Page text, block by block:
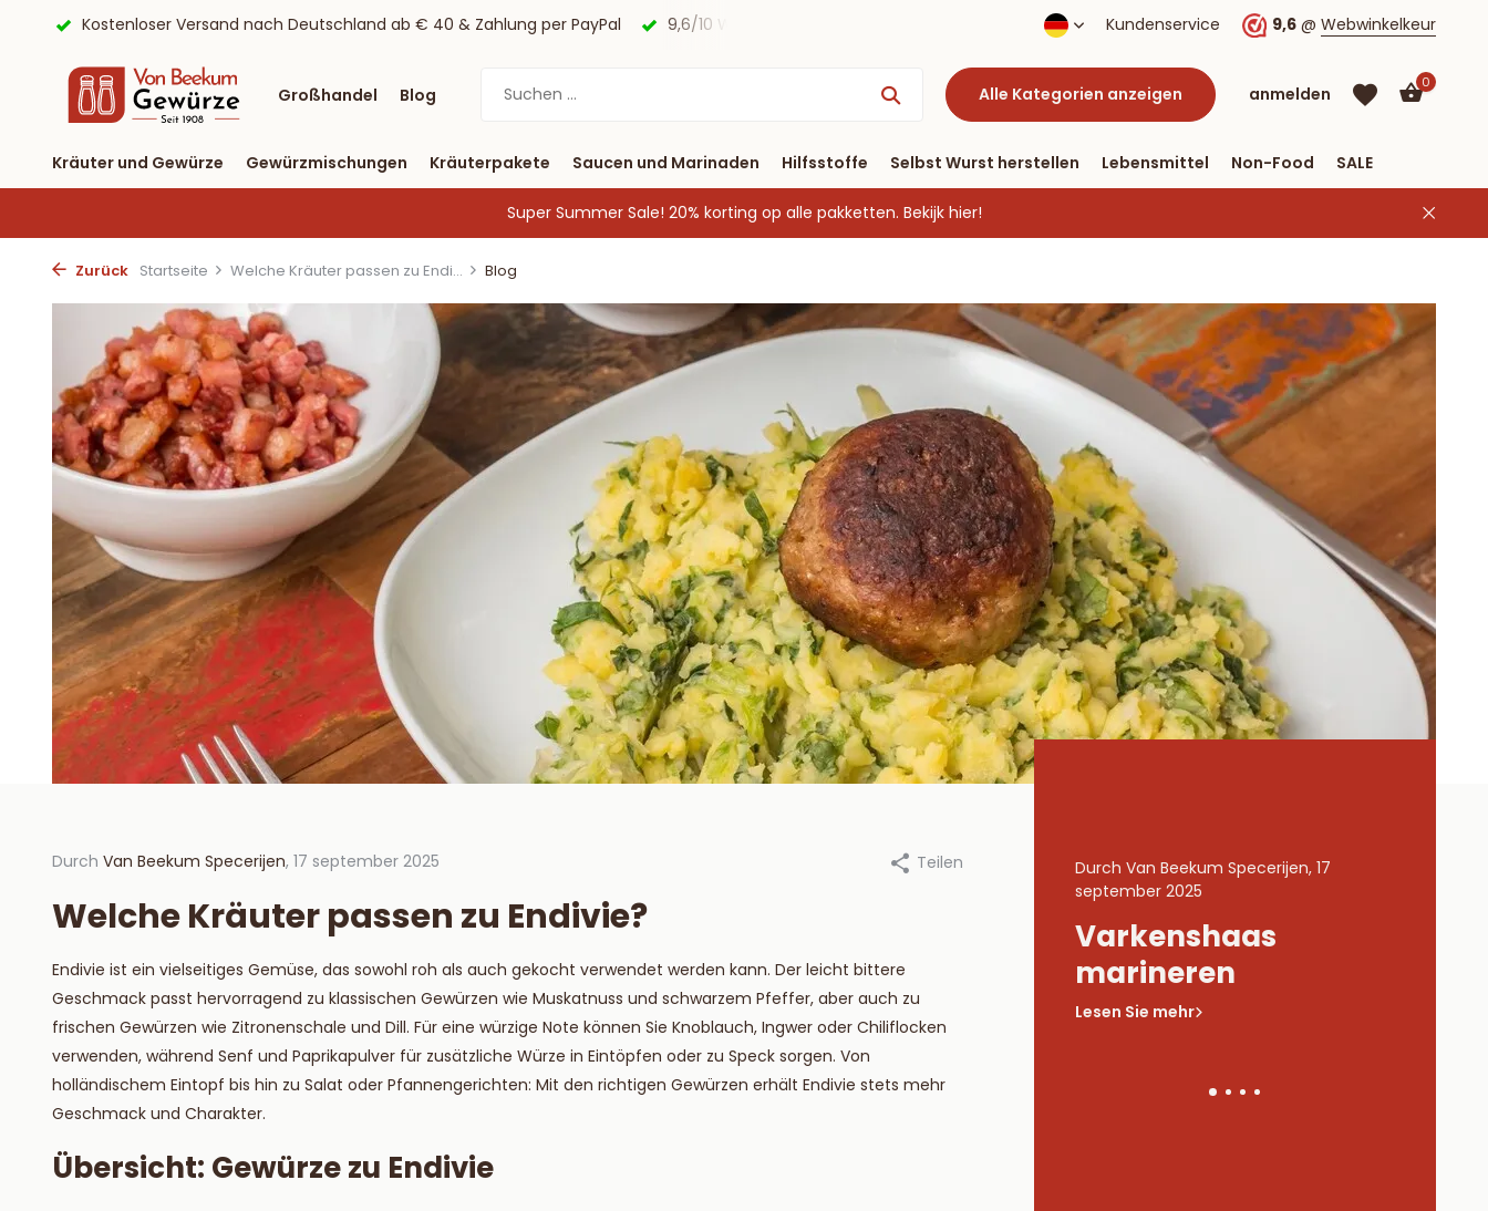
9,6/10 Webwinkelkeur ✔ Lieferung binnen drei Tagen Kostenloser Versand nach Deutschland ab € 40 & Zahlung per PayPalKundenservice 9,6 @ Webwinkelkeur
Großhandel Blog Alle Kategorien anzeigen anmelden
Benutzerkonto
anlegen
Benutzerkonto
anlegen
0
Kräuter und Gewürze Gewürzmischungen Kräuterpakete Saucen und Marinaden Hilfsstoffe Selbst Wurst herstellen Lebensmittel Non-Food SALE
Super Summer Sale! 20% korting op alle pakketten. Bekijk hier!
Zurück Startseite Welche Kräuter passen zu Endi... Blog
Durch Van Beekum Specerijen, 17 september 2025 Teilen
Welche Kräuter passen zu Endivie?
Endivie ist ein vielseitiges Gemüse, das sowohl roh als auch gekocht verwendet werden kann. Der leicht bittere
Geschmack passt hervorragend zu klassischen Gewürzen wie Muskatnuss und schwarzem Pfeffer, aber auch zu
frischen Gewürzen wie Zitronenschale und Dill. Für eine würzige Note können Sie Knoblauch, Ingwer oder Chiliflocken
verwenden, während Senf und Paprikapulver für zusätzliche Würze in Eintöpfen oder zu Speck sorgen. Von
holländischem Eintopf bis hin zu Salat oder Pfannengerichten: Mit den richtigen Gewürzen erhält Endivie stets mehr
Geschmack und Charakter.
Übersicht: Gewürze zu Endivie
Durch Van Beekum Specerijen, 17
Hoe steek je een
houtskool BBQ aan?
Durch Van Beekum Specerijen, 17
Marinaden für Lachs
Lesen Sie mehr
Durch Van Beekum Specerijen, 17
september 2025
Varkenshaas
marineren
Lesen Sie mehr